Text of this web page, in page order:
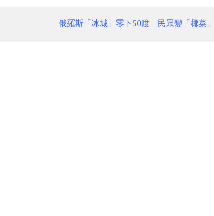
俄羅斯「冰城」零下50度 民眾變「椰菜」